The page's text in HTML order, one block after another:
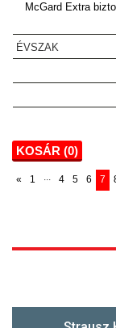
McGard Extra
KOSÁR (0)
« 1 ... 4 5 6 7